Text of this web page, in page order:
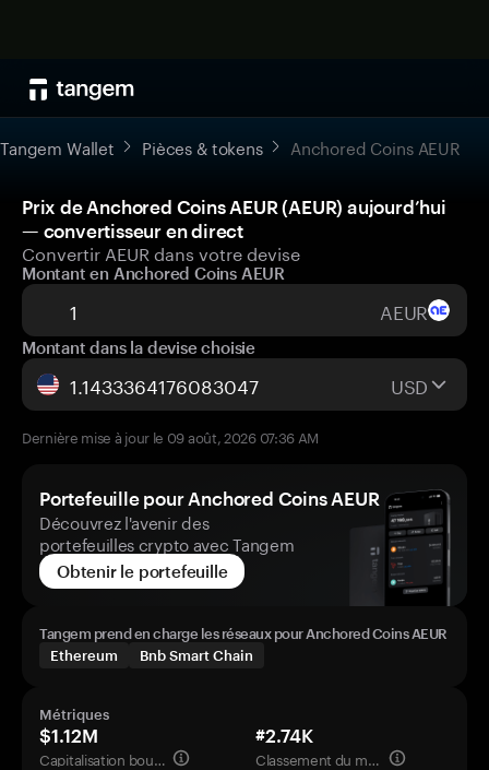
Tangem Wallet Pièces & tokens Anchored Coins AEUR
Prix de Anchored Coins AEUR (AEUR) aujourd’hui
— convertisseur en direct
Convertir AEUR dans votre devise
Montant en Anchored Coins AEUR
AEUR
Montant dans la devise choisie
USD
Dernière mise à jour le 09 août, 2026 07:36 AM
Portefeuille pour Anchored Coins AEUR
Découvrez l'avenir des
portefeuilles crypto avec Tangem
Obtenir le portefeuille
Tangem prend en charge les réseaux pour Anchored Coins AEUR
Ethereum
Bnb Smart Chain
Métriques
$1.12M
Capitalisation boursière
#2.74K
Classement du marché